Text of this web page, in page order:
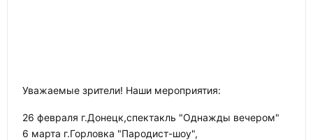
Уважаемые зрители! Наши мероприятия:
26 февраля г.Донецк,спектакль "Однажды вечером"
6 марта г.Горловка "Пародист-шоу",